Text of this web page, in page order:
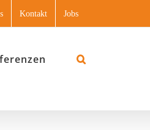
Kontakt Jobs